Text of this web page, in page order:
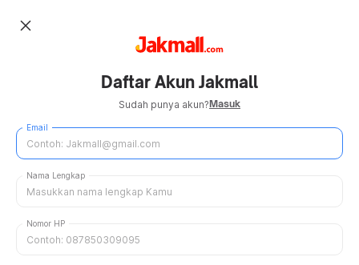
close
Daftar Akun Jakmall
Sudah punya akun?Masuk
Email
Nama Lengkap
Nomor HP